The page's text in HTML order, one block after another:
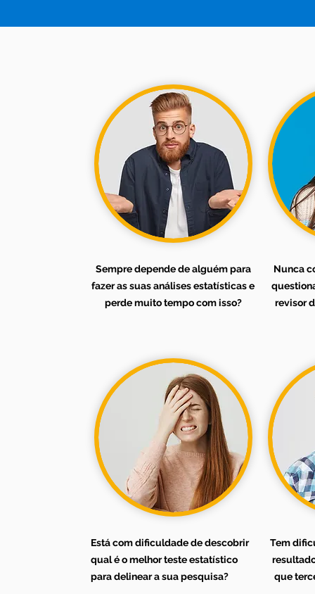
Sempre depende de alguém para
fazer as suas análises estatísticas e
perde muito tempo com isso?
Está com dificuldade de descobrir
qual é o melhor teste estatístico
para delinear a sua pesquisa?
Nunca
revisor
Tem
que